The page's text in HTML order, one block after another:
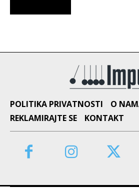
POLITIKA PRIVATNOSTI O
REKLAMIRAJTE SE
KONTAKT